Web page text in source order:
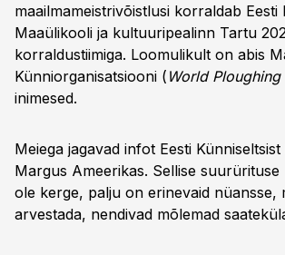
maailmameistrivõistlusi korraldab Eesti
Maaülikooli ja kultuuripealinn Tartu
korraldustiimiga. Loomulikult on abis
Künniorganisatsiooni ( World
inimesed.
Meiega jagavad infot Eesti
Margus Ameerikas. Sellise
ole kerge, palju on erinevaid nüansse,
arvestada, nendivad mõlemad